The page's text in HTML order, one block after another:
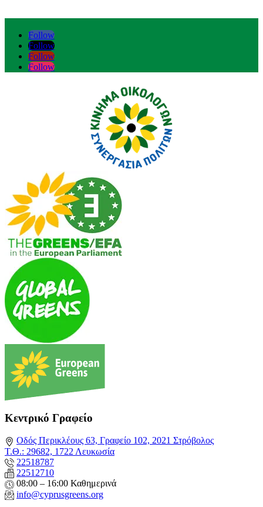
Follow
Follow
Follow
Follow
Κεντρικό Γραφείο
Οδός Περικλέους 63, Γραφείο 102, 2021 Στρόβολος
Τ.Θ.: 29682, 1722 Λευκωσία
22518787
22512710
08:00 – 16:00 Καθημερινά
info@cyprusgreens.org